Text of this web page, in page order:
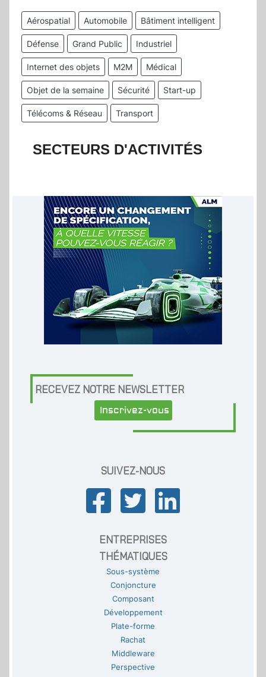
Aérospatial Automobile Bâtiment intelligent
Défense Grand Public Industriel
Internet des objets M2M Médical
Objet de la semaine Sécurité Start-up
Télécoms & Réseau Transport
SECTEURS D'ACTIVITÉS
RECEVEZ NOTRE NEWSLETTER
Inscrivez-vous
SUIVEZ-NOUS
ENTREPRISES
THÉMATIQUES
Sous-système
Conjoncture
Composant
Développement
Plate-forme
Rachat
Middleware
Perspective